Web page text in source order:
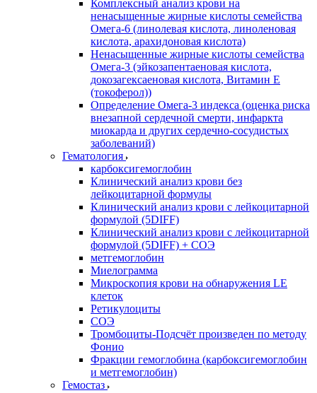
Комплексный анализ крови на
ненасыщенные жирные кислоты семейства
Омега-6 (линолевая кислота, линоленовая
кислота, арахидоновая кислота)
Ненасыщенные жирные кислоты семейства
Омега-3 (эйкозапентаеновая кислота,
докозагексаеновая кислота, Витамин E
(токоферол))
Определение Омега-3 индекса (оценка риска
внезапной сердечной смерти, инфаркта
миокарда и других сердечно-сосудистых
заболеваний)
Гематология
карбоксигемоглобин
Клинический анализ крови без
лейкоцитарной формулы
Клинический анализ крови с лейкоцитарной
формулой (5DIFF)
Клинический анализ крови с лейкоцитарной
формулой (5DIFF) + СОЭ
метгемоглобин
Миелограмма
Микроскопия крови на обнаружения LE
клеток
Ретикулоциты
СОЭ
Тромбоциты-Подсчёт произведен по методу
Фонио
Фракции гемоглобина (карбоксигемоглобин
и метгемоглобин)
Гемостаз